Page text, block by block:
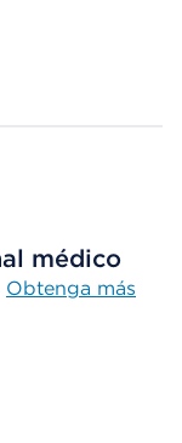
médico
Obtenga más